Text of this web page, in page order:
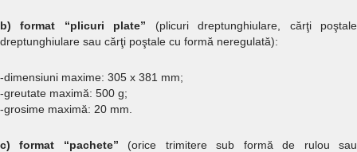
b) format “plicuri plate” (plicuri dreptunghiulare, cărţi poştale
dreptunghiulare sau cărţi poştale cu formă neregulată):
-dimensiuni maxime: 305 x 381 mm;
-greutate maximă: 500 g;
-grosime maximă: 20 mm.
c) format “pachete” (orice trimitere sub formă de rulou sau